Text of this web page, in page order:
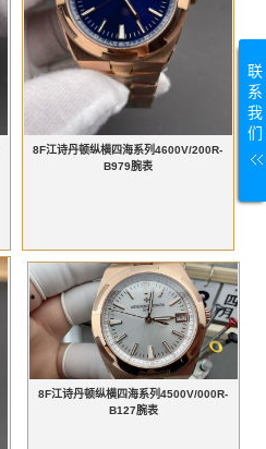
8F江诗丹顿纵横四海系列4600V/200R-
B979腕表
8F江诗丹顿纵横四海系列4500V/000R-
B127腕表
联
系
我
们